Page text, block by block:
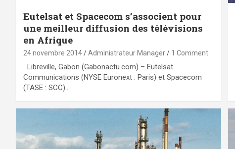
Eutelsat et Spacecom s’associent pour
une meilleur diffusion des télévisions
en Afrique
24 novembre 2014 Administrateur Manager 1 Comment
Libreville, Gabon (Gabonactu.com) – Eutelsat
Communications (NYSE Euronext : Paris) et Spacecom
(TASE : SCC)…